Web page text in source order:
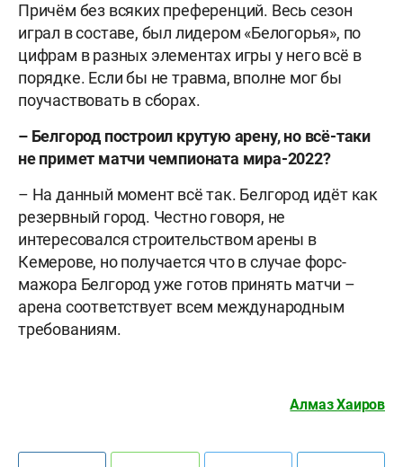
Причём без всяких преференций. Весь сезон
играл в составе, был лидером «Белогорья», по
цифрам в разных элементах игры у него всё в
порядке. Если бы не травма, вполне мог бы
поучаствовать в сборах.
– Белгород построил крутую арену, но всё-таки
не примет матчи чемпионата мира-2022?
– На данный момент всё так. Белгород идёт как
резервный город. Честно говоря, не
интересовался строительством арены в
Кемерове, но получается что в случае форс-
мажора Белгород уже готов принять матчи –
арена соответствует всем международным
требованиям.
Алмаз Хаиров